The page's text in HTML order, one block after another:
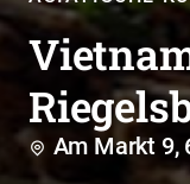
Am Markt 9,